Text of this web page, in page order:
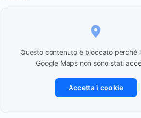
Questo contenuto è bloccato perché
Google Maps non sono stati
Accetta i cookie